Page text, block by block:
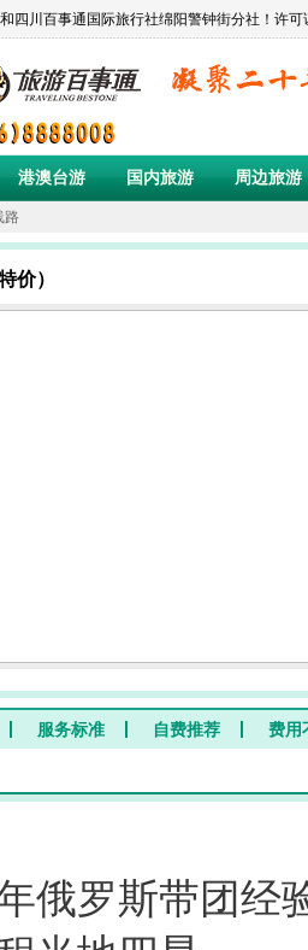
四川百事通国际旅行社绵阳警钟街分社！许
港澳台游 国内旅游 周边旅游
路
价）
服务标准 自费推荐 费用
俄罗斯带团经